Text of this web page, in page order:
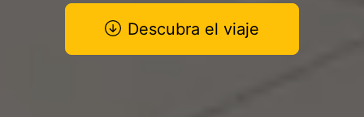
Descubra el viaje